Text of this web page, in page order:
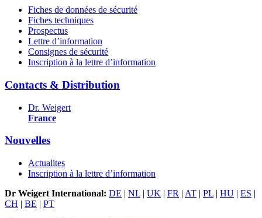
Fiches de données de sécurité
Fiches techniques
Prospectus
Lettre d’information
Consignes de sécurité
Inscription à la lettre d’information
Contacts & Distribution
Dr. Weigert
France
Nouvelles
Actualites
Inscription à la lettre d’information
Dr Weigert International: DE | NL | UK | FR | AT | PL | HU | ES |
CH | BE | PT